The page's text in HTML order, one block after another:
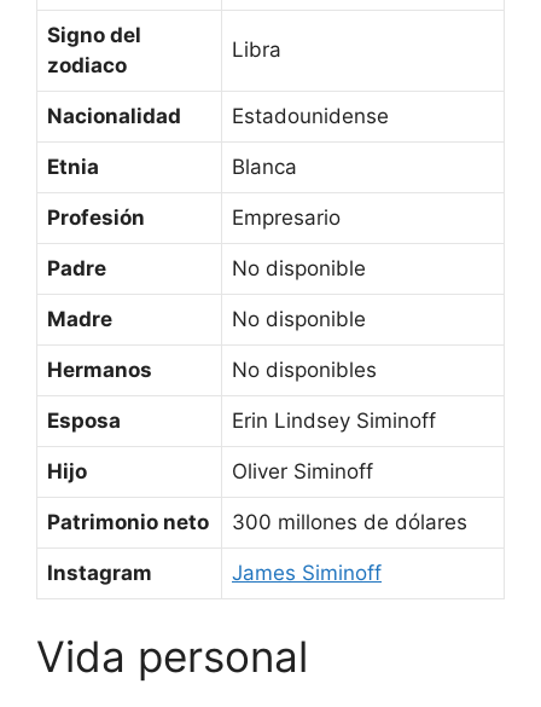
Signo del
zodiaco
Libra
Nacionalidad Estadounidense
Etnia Blanca
Profesión Empresario
Padre No disponible
Madre No disponible
Hermanos No disponibles
Esposa Erin Lindsey Siminoff
Hijo Oliver Siminoff
Patrimonio neto 300 millones de dólares
Instagram James Siminoff
Vida personal